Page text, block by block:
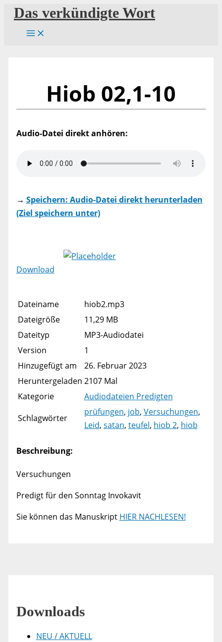
Zum
Inhalt
springen
Das verkündigte Wort
Hiob 02,1-10
Audio-Datei direkt anhören:
→ Speichern: Audio-Datei direkt herunterladen
(Ziel speichern unter)
Download
Dateiname
hiob2.mp3
Dateigröße
11,29 MB
Dateityp
MP3-Audiodatei
Version
1
Hinzugefügt am
26. Februar 2023
Heruntergeladen 2107 Mal
Kategorie
Audiodateien Predigten
Schlagwörter
prüfungen, job, Versuchungen,
Leid, satan, teufel, hiob 2, hiob
Beschreibung:
Versuchungen
Predigt für den Sonntag Invokavit
Sie können das Manuskript HIER NACHLESEN!
Downloads
NEU / AKTUELL